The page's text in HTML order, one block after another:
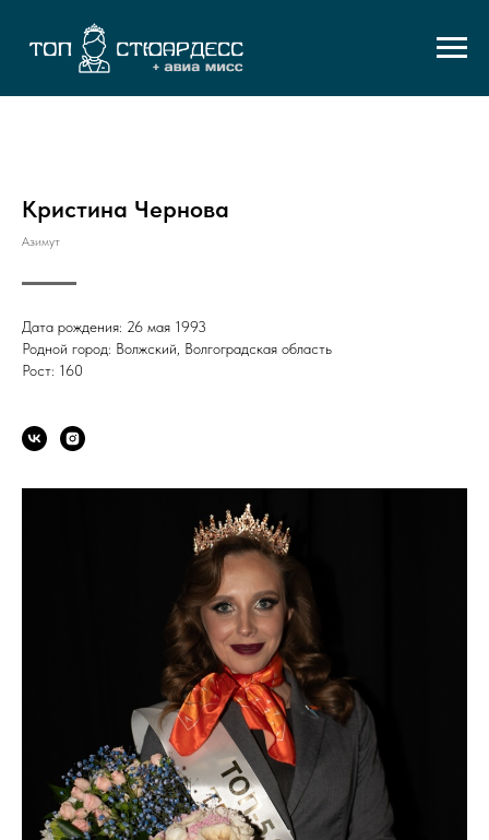
Кристина Чернова
Азимут
Дата рождения: 26 мая 1993
Родной город: Волжский, Волгоградская область
Рост: 160